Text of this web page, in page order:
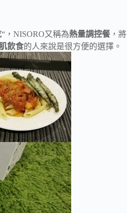
“，NISORO又稱為熱量調控餐 ，將
飲食的人來說是很方便的選擇。